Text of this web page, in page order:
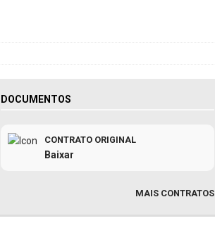
DOCUMENTOS
CONTRATO ORIGINAL
Baixar
MAIS CONTRATOS